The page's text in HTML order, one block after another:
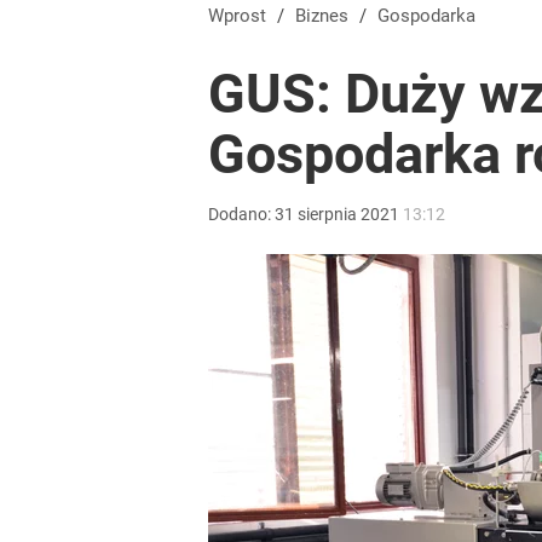
Nawrocki ma szansę na drugą kadencję? Tak
Dobra passa złotego trwa. Kursy walut 6 sierpnia
Vistula x LOT: Elegancja w podróży. Premiera
Wprost / Biznes / Gospodarka
GUS: Duży
Gospodarka
Dodano:31 sierpnia 2021 13:12